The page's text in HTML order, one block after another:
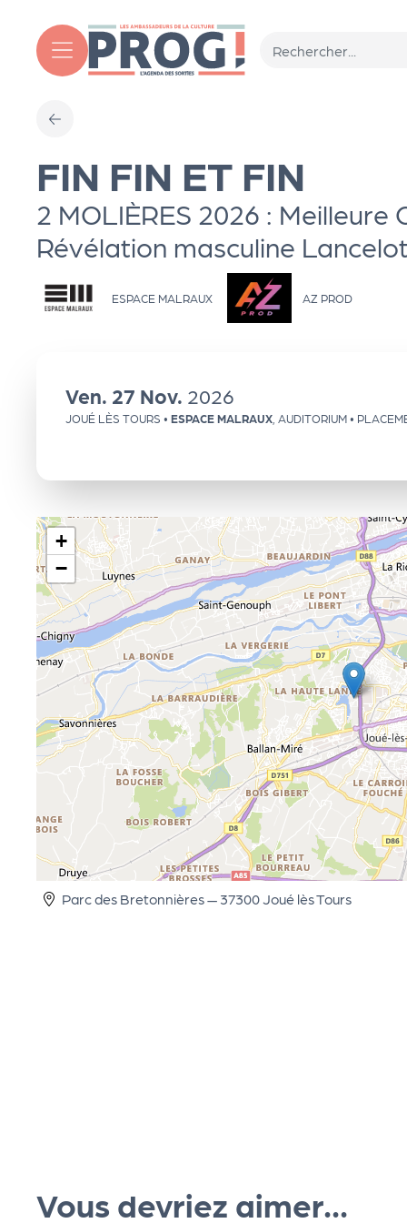
FIN FIN ET FIN
2 MOLIÈRES 2026 : Meilleure
Révélation masculine
ESPACE MALRAUX AZ PROD
Ven. 27 Nov. 2026
JOUÉ LÈS TOURS • ESPACE MALRAUX, AUDITORIUM•
+
−
Parc des Bretonnières — 37300 Joué lès Tours
Vous devriez aimer...
o
ut
l'
g
n
d
a
Le
s
sé
le
cti
on
P